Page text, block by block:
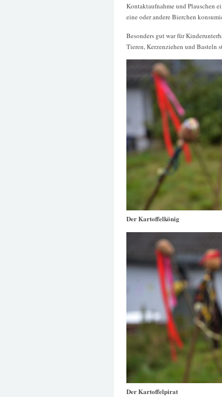
Kontaktaufnahme und Plauschen
eine oder andere Bierchen
Besonders gut war für
Tieren, Kerzenziehen und Basteln
Der Kartoffelkönig
Der Kartoffelpirat